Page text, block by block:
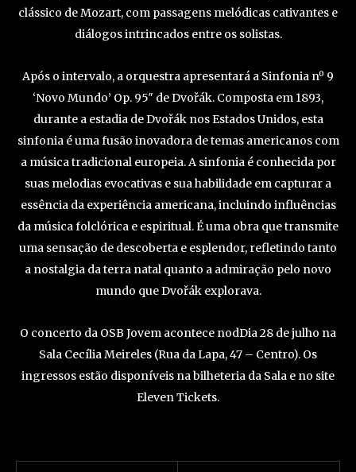
clássico de Mozart, com passagens melódicas cativantes e
diálogos intrincados entre os solistas.
Após o intervalo, a orquestra apresentará a Sinfonia nº 9
‘Novo Mundo’ Op. 95″ de Dvořák. Composta em 1893,
durante a estadia de Dvořák nos Estados Unidos, esta
sinfonia é uma fusão inovadora de temas americanos com
a música tradicional europeia. A sinfonia é conhecida por
suas melodias evocativas e sua habilidade em capturar a
essência da experiência americana, incluindo influências
da música folclórica e espiritual. É uma obra que transmite
uma sensação de descoberta e esplendor, refletindo tanto
a nostalgia da terra natal quanto a admiração pelo novo
mundo que Dvořák explorava.
O concerto da OSB Jovem acontece nodDia 28 de julho na
Sala Cecília Meireles (Rua da Lapa, 47 – Centro). Os
ingressos estão disponíveis na bilheteria da Sala e no site
Eleven Tickets.